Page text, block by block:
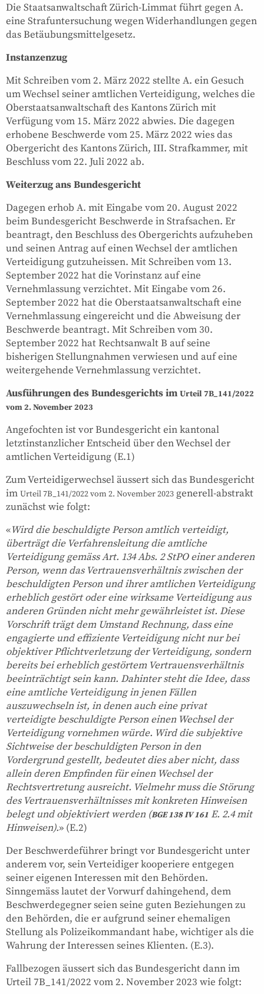
Die Staatsanwaltschaft Zürich-Limmat führt gegen A.
eine Strafuntersuchung wegen Widerhandlungen gegen
das Betäubungsmittelgesetz.
Instanzenzug
Mit Schreiben vom 2. März 2022 stellte A. ein Gesuch
um Wechsel seiner amtlichen Verteidigung, welches die
Oberstaatsanwaltschaft des Kantons Zürich mit
Verfügung vom 15. März 2022 abwies. Die dagegen
erhobene Beschwerde vom 25. März 2022 wies das
Obergericht des Kantons Zürich, III. Strafkammer, mit
Beschluss vom 22. Juli 2022 ab.
Weiterzug ans Bundesgericht
Dagegen erhob A. mit Eingabe vom 20. August 2022
beim Bundesgericht Beschwerde in Strafsachen. Er
beantragt, den Beschluss des Obergerichts aufzuheben
und seinen Antrag auf einen Wechsel der amtlichen
Verteidigung gutzuheissen. Mit Schreiben vom 13.
September 2022 hat die Vorinstanz auf eine
Vernehmlassung verzichtet. Mit Eingabe vom 26.
September 2022 hat die Oberstaatsanwaltschaft eine
Vernehmlassung eingereicht und die Abweisung der
Beschwerde beantragt. Mit Schreiben vom 30.
September 2022 hat Rechtsanwalt B auf seine
bisherigen Stellungnahmen verwiesen und auf eine
weitergehende Vernehmlassung verzichtet.
Ausführungen des Bundesgerichts im Urteil 7B_141/2022
vom 2. November 2023
Angefochten ist vor Bundesgericht ein kantonal
letztinstanzlicher Entscheid über den Wechsel der
amtlichen Verteidigung (E.1)
Zum Verteidigerwechsel äussert sich das Bundesgericht
im Urteil 7B_141/2022 vom 2. November 2023 generell-abstrakt
zunächst wie folgt:
«Wird die beschuldigte Person amtlich verteidigt,
überträgt die Verfahrensleitung die amtliche
Verteidigung gemäss Art. 134 Abs. 2 StPO einer anderen
Person, wenn das Vertrauensverhältnis zwischen der
beschuldigten Person und ihrer amtlichen Verteidigung
erheblich gestört oder eine wirksame Verteidigung aus
anderen Gründen nicht mehr gewährleistet ist. Diese
Vorschrift trägt dem Umstand Rechnung, dass eine
engagierte und effiziente Verteidigung nicht nur bei
objektiver Pflichtverletzung der Verteidigung, sondern
bereits bei erheblich gestörtem Vertrauensverhältnis
beeinträchtigt sein kann. Dahinter steht die Idee, dass
eine amtliche Verteidigung in jenen Fällen
auszuwechseln ist, in denen auch eine privat
verteidigte beschuldigte Person einen Wechsel der
Verteidigung vornehmen würde. Wird die subjektive
Sichtweise der beschuldigten Person in den
Vordergrund gestellt, bedeutet dies aber nicht, dass
allein deren Empfinden für einen Wechsel der
Rechtsvertretung ausreicht. Vielmehr muss die Störung
des Vertrauensverhältnisses mit konkreten Hinweisen
belegt und objektiviert werden (BGE 138 IV 161 E. 2.4 mit
Hinweisen).» (E.2)
Der Beschwerdeführer bringt vor Bundesgericht unter
anderem vor, sein Verteidiger kooperiere entgegen
seiner eigenen Interessen mit den Behörden.
Sinngemäss lautet der Vorwurf dahingehend, dem
Beschwerdegegner seien seine guten Beziehungen zu
den Behörden, die er aufgrund seiner ehemaligen
Stellung als Polizeikommandant habe, wichtiger als die
Wahrung der Interessen seines Klienten. (E.3).
Fallbezogen äussert sich das Bundesgericht dann im
Urteil 7B_141/2022 vom 2. November 2023 wie folgt: